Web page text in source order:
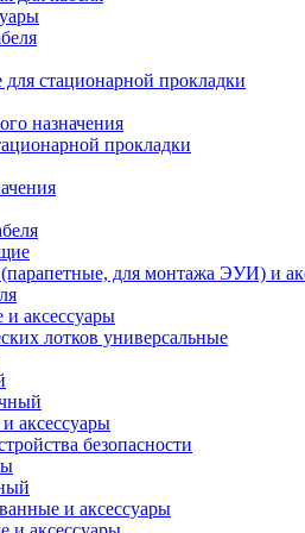
стационарной прокладки
назначения
прокладки
для монтажа ЭУИ) и
аксессуары
лотков универсальные
аксессуары
безопасности
и аксессуары